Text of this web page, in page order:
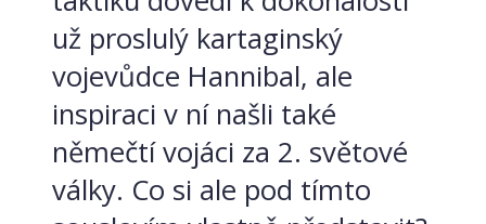
už proslulý kartaginský
vojevůdce Hannibal, ale
inspiraci v ní našli také
němečtí vojáci za 2. světové
války. Co si ale pod tímto